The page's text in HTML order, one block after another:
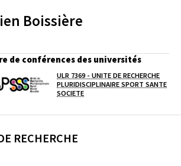
Boissière
de conférences des universités
ULR 7369 - UNITE DE RECHERCHE
PLURIDISCIPLINAIRE SPORT SANTE
SOCIETE
RECHERCHE